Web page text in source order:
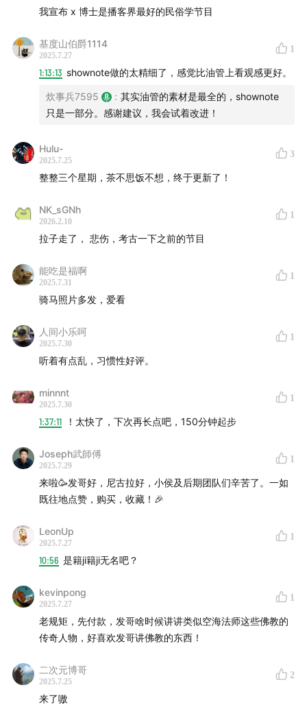
·祖先遗产学会的logo
·传说中的朗基努斯之矛——相传是
耶路撒冷 城的各各他山上受十字架刑后，行刑的罗马士
为确认耶稣是否真的已经因刑而死，因此用一个
刺耶稣的侧腹位置，此一长矛即成为命运之矛。他和
杯、 真十字架
我宣布 x 博士是播客界最好的民俗学节目
基度山伯爵1114
2025.7.27
1
1:13:13 shownote做的太精细了，感觉比油管上看观感更好。
炊事兵7595 : 其实油管的素材是最全的，shownote
只是一部分。感谢建议，我会试着改进！
Hulu-
2025.7.25
3
整整三个星期，茶不思饭不想，终于更新了！
NK_sGNh
2026.2.10
1
拉子走了， 悲伤，考古一下之前的节目
能吃是福啊
2025.7.31
1
骑马照片多发，爱看
人间小乐呵
2025.7.30
1
听着有点乱，习惯性好评。
minnnt
2025.7.30
1
1:37:11 ！太快了，下次再长点吧，150分钟起步
Joseph武師傅
2025.7.29
1
来啦🥳发哥好，尼古拉好，小侯及后期团队们辛苦了。一如
既往地点赞，购买，收藏！🎉
LeonUp
2025.7.27
1
10:56 是籍ji籍ji无名吧？
kevinpong
2025.7.27
1
老规矩，先付款，发哥啥时候讲讲类似空海法师这些佛教的
传奇人物，好喜欢发哥讲佛教的东西！
二次元博哥
2025.7.25
2
来了嗷